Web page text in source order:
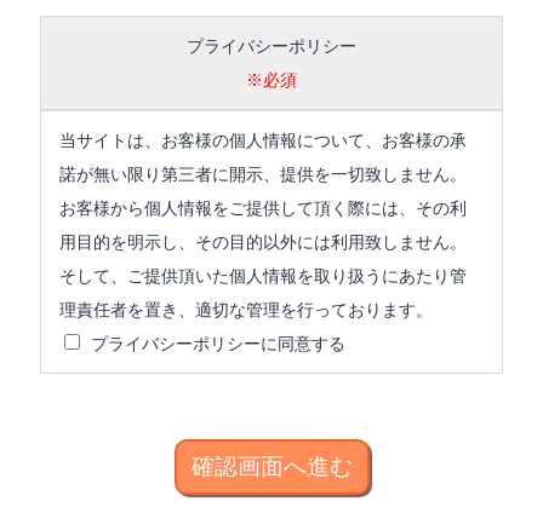
プライバシーポリシー
※必須
当サイトは、お客様の個人情報について、お客様の承
諾が無い限り第三者に開示、提供を一切致しません。
お客様から個人情報をご提供して頂く際には、その利
用目的を明示し、その目的以外には利用致しません。
そして、ご提供頂いた個人情報を取り扱うにあたり管
理責任者を置き、適切な管理を行っております。
プライバシーポリシーに同意する